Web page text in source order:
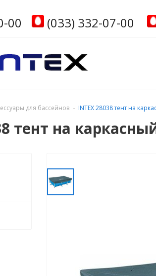
00 (033) 332-07-00
для бассейнов INTEX 28038 тент на
тент на